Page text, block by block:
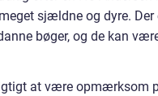
sjældne og dyre. Der
bøger, og de kan
at være opmærksom